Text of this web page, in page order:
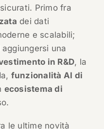
Primo fra
dei dati
e scalabili;
una
in R&D, la
funzionalità AI di
ecosistema di
le ultime novità